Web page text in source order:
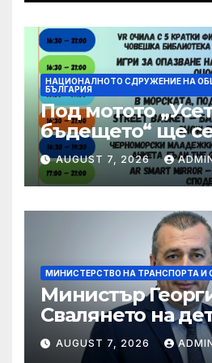
НАЦИОНАЛНОТО СДРУЖЕНИЕ НА
БЪЛГАРИЯ
Под мотото
бъдещето“ ще
шестото
фестивала OPEN
BUZLUDZHA
AUGUST 7, 2026
МИНИСТЕРСТВО НА ТРАНСПОРТА И
Министър
Свалянето на
специални
автобус не е
AUGUST 7, 2026